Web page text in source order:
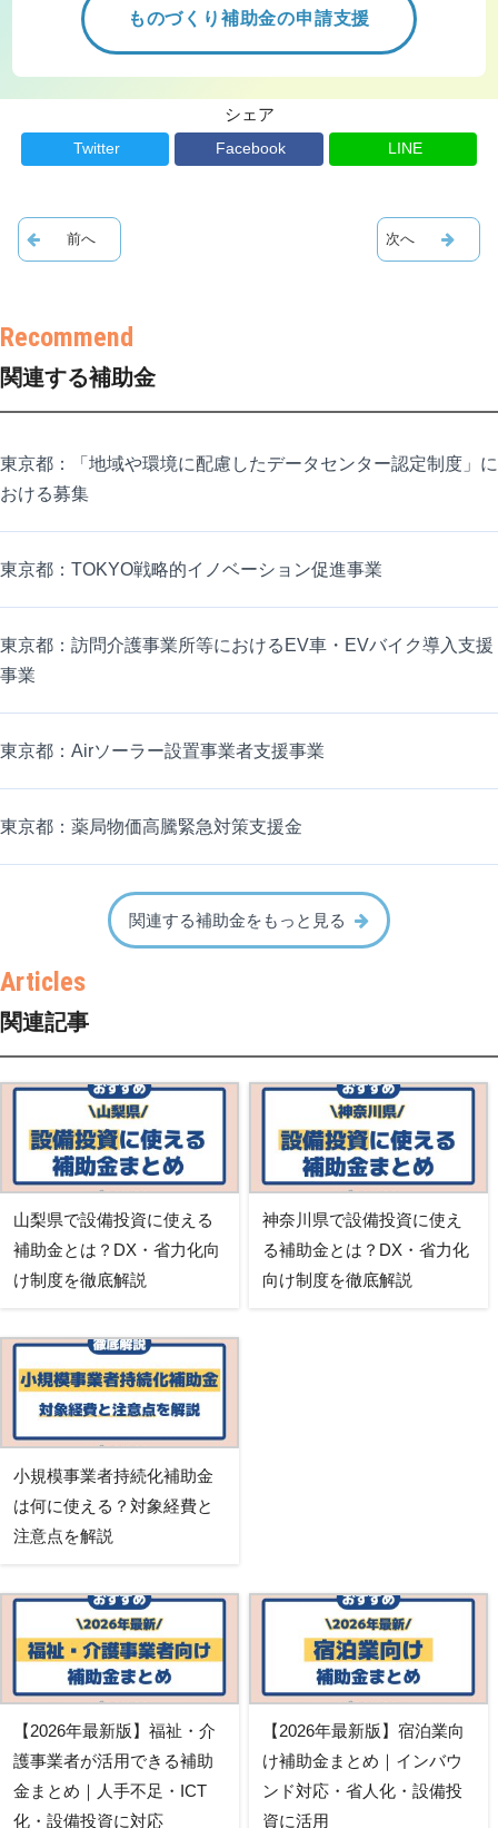
ものづくり補助金の申請支援
シェア
Twitter Facebook LINE
関連する補助金
東京都：「地域や環境に配慮したデータセンター認定制度」に
おける募集
東京都：TOKYO戦略的イノベーション促進事業
東京都：訪問介護事業所等におけるEV車・EVバイク導入支援
事業
東京都：Airソーラー設置事業者支援事業
東京都：薬局物価高騰緊急対策支援金
関連する補助金をもっと見る
関連記事
山梨県で設備投資に使える
補助金とは？DX・省力化向
け制度を徹底解説
神奈川県で設備投資に使え
る補助金とは？DX・省力化
向け制度を徹底解説
小規模事業者持続化補助金
は何に使える？対象経費と
注意点を解説
【2026年最新版】福祉・介
護事業者が活用できる補助
金まとめ｜人手不足・ICT
化・設備投資に対応
【2026年最新版】宿泊業向
け補助金まとめ｜インバウ
ンド対応・省人化・設備投
資に活用